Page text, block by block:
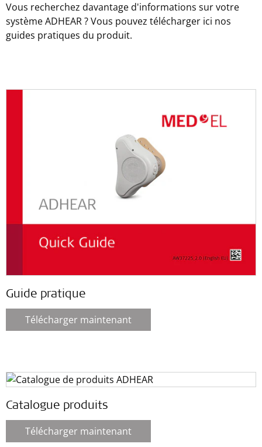
Vous recherchez davantage d'informations sur votre
système ADHEAR ? Vous pouvez télécharger ici nos
guides pratiques du produit.
Guide pratique
Télécharger maintenant
Catalogue produits
Télécharger maintenant